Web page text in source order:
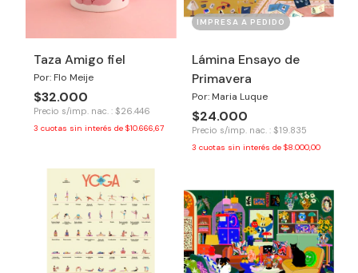
Taza Amigo fiel
Por: Flo Meije
$32.000
Precio s/imp. nac. : $26.446
3 cuotas sin interés de $10.666,67
IMPRESA A PEDIDO
Lámina Ensayo de
Primavera
Por: Maria Luque
$24.000
Precio s/imp. nac. : $19.835
3 cuotas sin interés de $8.000,00